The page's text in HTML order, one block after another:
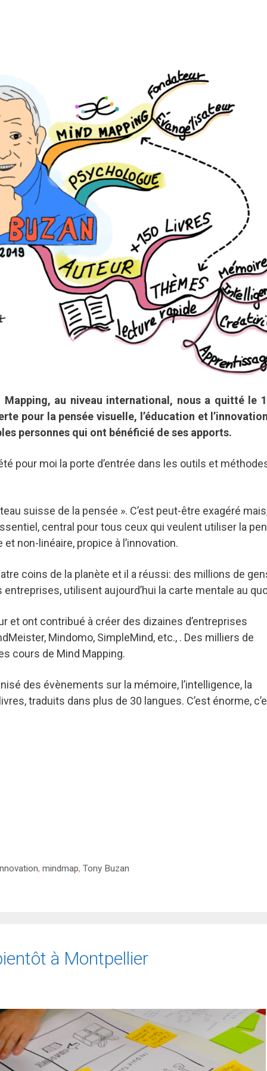
au niveau international, nous a quitté le
pour la pensée visuelle, l’éducation et
personnes qui ont bénéficié de ses apports.
pour moi la porte d’entrée dans les outils et
suisse de la pensée ». C’est peut-être exagéré
central pour tous ceux qui veulent utiliser la
non-linéaire, propice à l’innovation.
coins de la planète et il a réussi: des millions de
utilisent aujourd’hui la carte mentale au
et ont contribué à créer des dizaines d’entreprises
Mindomo, SimpleMind, etc., . Des milliers de
cours de Mind Mapping.
des évènements sur la mémoire, l’intelligence, la
traduits dans plus de 30 langues. C’est énorme,
,mindmap,Tony Buzan
à Montpellier